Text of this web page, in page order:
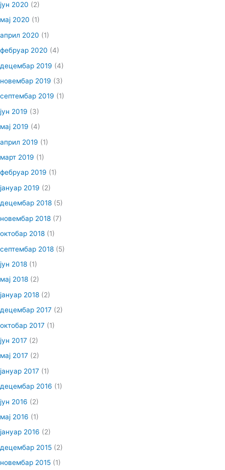
јун 2020 (2)
мај 2020 (1)
април 2020 (1)
фебруар 2020 (4)
децембар 2019 (4)
новембар 2019 (3)
септембар 2019 (1)
јун 2019 (3)
мај 2019 (4)
април 2019 (1)
март 2019 (1)
фебруар 2019 (1)
јануар 2019 (2)
децембар 2018 (5)
новембар 2018 (7)
октобар 2018 (1)
септембар 2018 (5)
јун 2018 (1)
мај 2018 (2)
јануар 2018 (2)
децембар 2017 (2)
октобар 2017 (1)
јун 2017 (2)
мај 2017 (2)
јануар 2017 (1)
децембар 2016 (1)
јун 2016 (2)
мај 2016 (1)
јануар 2016 (2)
децембар 2015 (2)
новембар 2015 (1)